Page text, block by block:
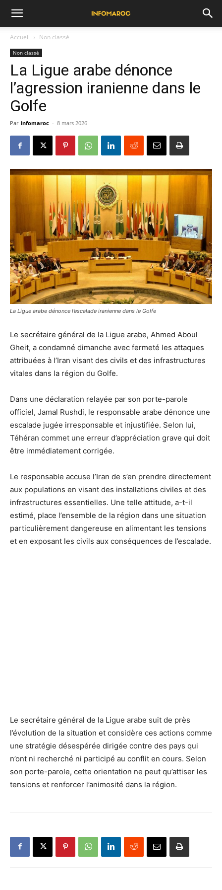
Accueil Non classé
Non classé
La Ligue arabe dénonce
l’agression iranienne dans le
Golfe
Par infomaroc - 8 mars 2026
La Ligue arabe dénonce l’escalade iranienne dans le Golfe
Le secrétaire général de la Ligue arabe, Ahmed Aboul
Gheit, a condamné dimanche avec fermeté les attaques
attribuées à l’Iran visant des civils et des infrastructures
vitales dans la région du Golfe.
Dans une déclaration relayée par son porte-parole
officiel, Jamal Rushdi, le responsable arabe dénonce une
escalade jugée irresponsable et injustifiée. Selon lui,
Téhéran commet une erreur d’appréciation grave qui doit
être immédiatement corrigée.
Le responsable accuse l’Iran de s’en prendre directement
aux populations en visant des installations civiles et des
infrastructures essentielles. Une telle attitude, a-t-il
estimé, place l’ensemble de la région dans une situation
particulièrement dangereuse en alimentant les tensions
et en exposant les civils aux conséquences de l’escalade.
Le secrétaire général de la Ligue arabe suit de près
l’évolution de la situation et considère ces actions comme
une stratégie désespérée dirigée contre des pays qui
n’ont ni recherché ni participé au conflit en cours. Selon
son porte-parole, cette orientation ne peut qu’attiser les
tensions et renforcer l’animosité dans la région.